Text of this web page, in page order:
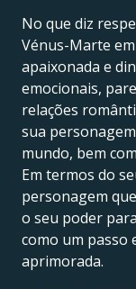
No que diz
Vénus-Marte
apaixonada e
emocionais,
relações
sua
mundo, bem
Em termos do
personagem
o seu poder
como um passo
aprimorada.